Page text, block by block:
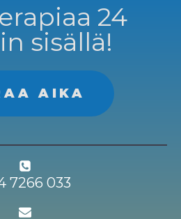
24
sisällä!
AIKA
7266 033